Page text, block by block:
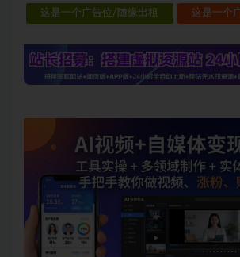
这是一个广告位/随缘出租 这是一个